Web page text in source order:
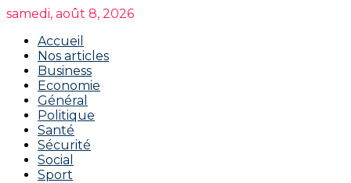
samedi, août 8, 2026
Accueil
Nos articles
Business
Economie
Général
Politique
Santé
Sécurité
Social
Sport